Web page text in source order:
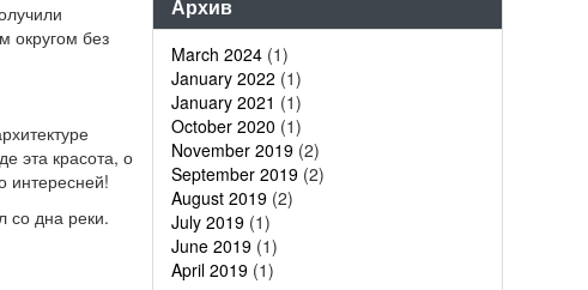
округом без
эта красота, о
интересней!
со дна реки.
Архив
March 2024 (1)
January 2022 (1)
January 2021 (1)
October 2020 (1)
November 2019 (2)
September 2019 (2)
August 2019 (2)
July 2019 (1)
June 2019 (1)
April 2019 (1)